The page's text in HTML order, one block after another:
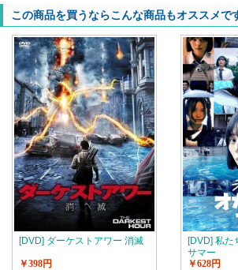
この商品を買うならこんな商品もオススメで
[DVD] ダーケストアワー 消滅
￥398円
[DVD] 私た
サマー
￥628円